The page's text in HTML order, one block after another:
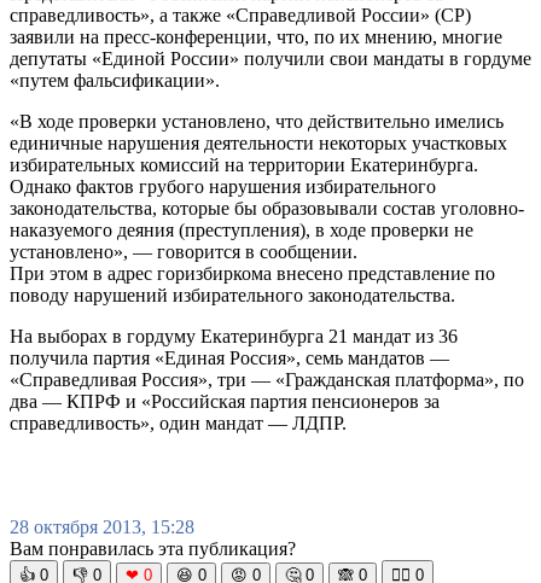
справедливость», а также «Справедливой России» (СР)
заявили на пресс-конференции, что, по их мнению, многие
депутаты «Единой России» получили свои мандаты в гордуме
«путем фальсификации».
«В ходе проверки установлено, что действительно имелись
единичные нарушения деятельности некоторых участковых
избирательных комиссий на территории Екатеринбурга.
Однако фактов грубого нарушения избирательного
законодательства, которые бы образовывали состав уголовно-
наказуемого деяния (преступления), в ходе проверки не
установлено», — говорится в сообщении.
При этом в адрес горизбиркома внесено представление по
поводу нарушений избирательного законодательства.
На выборах в гордуму Екатеринбурга 21 мандат из 36
получила партия «Единая Россия», семь мандатов —
«Справедливая Россия», три — «Гражданская платформа», по
два — КПРФ и «Российская партия пенсионеров за
справедливость», один мандат — ЛДПР.
28 октября 2013, 15:28
Вам понравилась эта публикация?
👍 0 👎 0 ❤ 0 😆 0 😡 0 🤔 0 🙈 0 🧘‍♀️ 0